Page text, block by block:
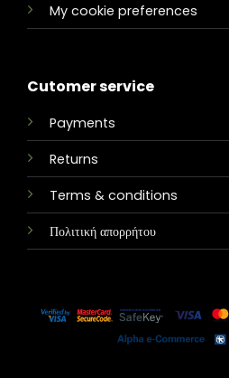
My cookie preferences
Cutomer service
Payments
Returns
Terms & conditions
Πολιτική απορρήτου